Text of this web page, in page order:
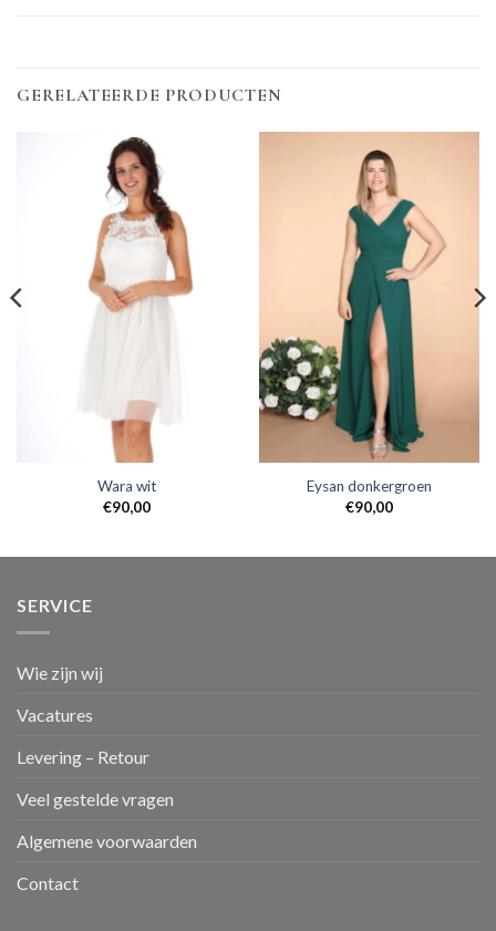
GERELATEERDE PRODUCTEN
Wara wit
€90,00
Eysan donkergroen
€90,00
SERVICE
Wie zijn wij
Vacatures
Levering – Retour
Veel gestelde vragen
Algemene voorwaarden
Contact